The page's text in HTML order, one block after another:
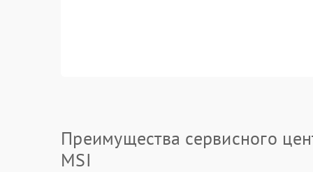
Преимущества сервисного
MSI